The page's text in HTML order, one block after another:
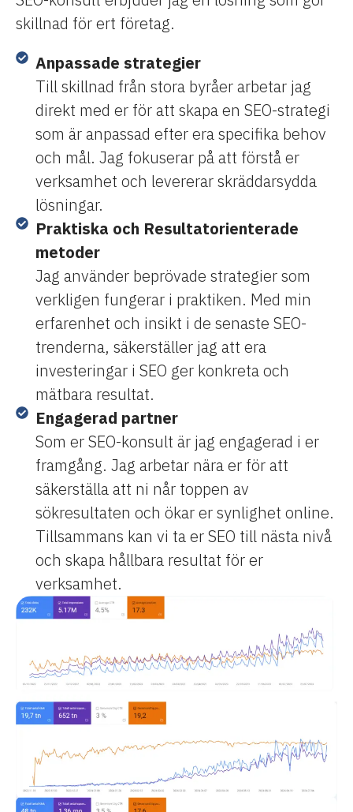
skillnad för ert företag.
Anpassade strategier
Till skillnad från stora byråer arbetar jag
direkt med er för att skapa en SEO-strategi
som är anpassad efter era specifika behov
och mål. Jag fokuserar på att förstå er
verksamhet och levererar skräddarsydda
lösningar.
Praktiska och Resultatorienterade
metoder
Jag använder beprövade strategier som
verkligen fungerar i praktiken. Med min
erfarenhet och insikt i de senaste SEO-
trenderna, säkerställer jag att era
investeringar i SEO ger konkreta och
mätbara resultat.
Engagerad partner
Som er SEO-konsult är jag engagerad i er
framgång. Jag arbetar nära er för att
säkerställa att ni når toppen av
sökresultaten och ökar er synlighet online.
Tillsammans kan vi ta er SEO till nästa nivå
och skapa hållbara resultat för er
verksamhet.